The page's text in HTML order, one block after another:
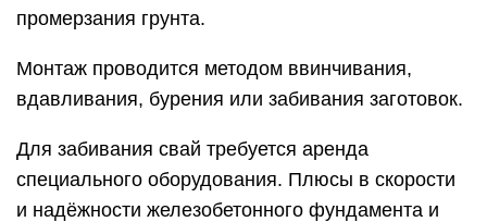
промерзания грунта.
Монтаж проводится методом ввинчивания,
вдавливания, бурения или забивания заготовок.
Для забивания свай требуется аренда
специального оборудования. Плюсы в скорости
и надёжности железобетонного фундамента и